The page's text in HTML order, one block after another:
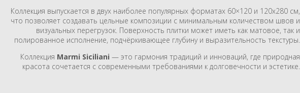
Коллекция выпускается в двух наиболее популярных форматах 60×120 и 120х280 см,
что позволяет создавать цельные композиции с минимальным количеством швов и
визуальных перегрузок. Поверхность плитки может иметь как матовое, так и
полированное исполнение, подчёркивающее глубину и выразительность текстуры.
Коллекция Marmi Siciliani — это гармония традиций и инноваций, где природная
красота сочетается с современными требованиями к долговечности и эстетике.